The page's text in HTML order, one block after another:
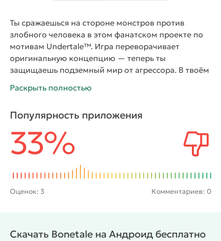
Ты сражаешься на стороне монстров против
злобного человека в этом фанатском проекте по
мотивам Undertale™. Игра переворачивает
оригинальную концепцию — теперь ты
защищаешь подземный мир от агрессора. В твоём
разными способностями. Каждый боец обладает
врага любой ценой. Ты используешь кости для
атаки, стреляешь из гастер-бластеров и меняешь
гравитацию на арене. Некоторые герои умеют
останавливать время или применять другие
особые техники. Игра предлагает создать
собственного персонажа с уникальными
навыками. Режим приключений добавляет новый
рефлексы на прочность. Особенности игры
Раскрыть полностью
Популярность приложения
33%
Оценок: 3 Комментариев: 0
Скачать Bonetale на Андроид бесплатно